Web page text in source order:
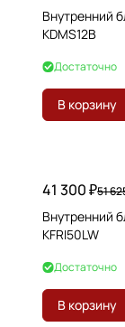
Внутренний
KDMS12B
Достаточно
В корзину
41 300 ₽51
Внутренний
KFRI50LW
Достаточно
В корзину